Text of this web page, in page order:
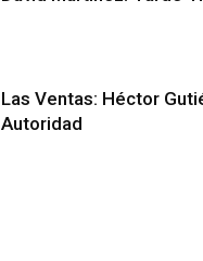
Las Ventas: Héctor
Autoridad